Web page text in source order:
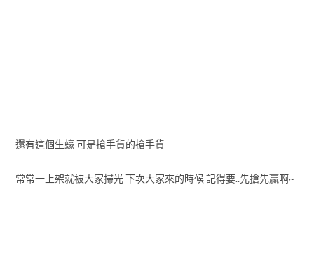
還有這個生蠔 可是搶手貨的搶手貨
常常一上架就被大家掃光 下次大家來的時候 記得要..先搶先贏啊~